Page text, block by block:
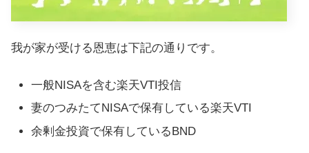
我が家が受ける恩恵は下記の通りです。
一般NISAを含む楽天VTI投信
妻のつみたてNISAで保有している楽天VTI
余剰金投資で保有しているBND